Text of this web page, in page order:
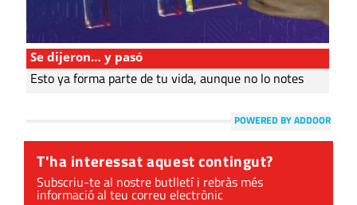
Se dijeron… y pasó
Esto ya forma parte de tu vida, aunque no lo notes
POWERED BY ADDOOR
T'ha interessat aquest contingut?
Subscriu-te al nostre butlletí i rebràs més
informació al teu correu electrònic